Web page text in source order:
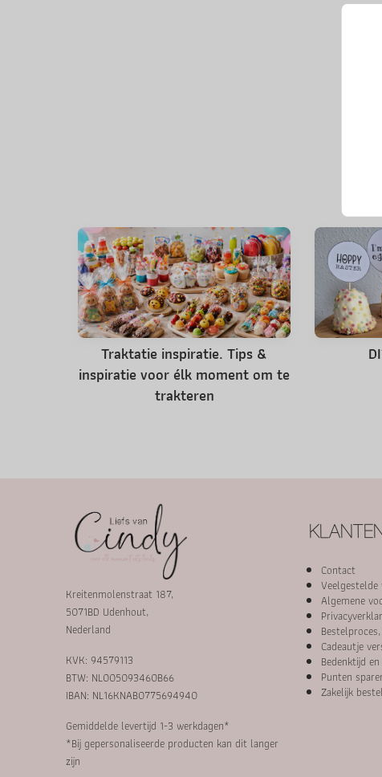
Traktatie inspiratie. Tips &
inspiratie voor élk moment om te
trakteren
Kreitenmolenstraat 187,
5071BD Udenhout,
Nederland
KVK: 94579113
BTW: NL005093460B66
IBAN: NL16KNAB0775694940
Gemiddelde levertijd 1-3 werkdagen*
*Bij gepersonaliseerde producten kan dit langer
zijn
Contact
Veelgestelde
Algemene
Cadeautje
Bedenktijd
Punten
Zakelijk